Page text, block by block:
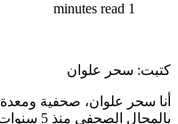
1 minutes read
كتبت: سحر علوان
أنا سحر علوان، صحفية
بالمجال